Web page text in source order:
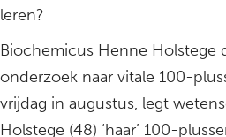
leren?
Biochemicus Henne Holstege
onderzoek naar vitale 100-
vrijdag in augustus, legt
Holstege (48) ‘haar’ 100-